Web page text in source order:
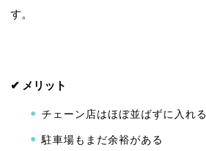
す。
✔ メリット
チェーン店はほぼ並ばずに入れる
駐車場もまだ余裕がある